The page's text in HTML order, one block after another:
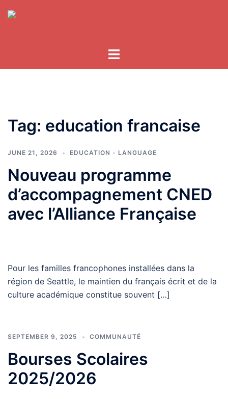
Tag: education francaise
JUNE 21, 2026 EDUCATION - LANGUAGE
Nouveau programme
d’accompagnement CNED
avec l’Alliance Française
Pour les familles francophones installées dans la
région de Seattle, le maintien du français écrit et de la
culture académique constitue souvent […]
SEPTEMBER 9, 2025 COMMUNAUTÉ
Bourses Scolaires
2025/2026